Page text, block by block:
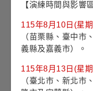
近1年
最高淨值
平均淨值
【演練時間與影響
115年8月10日(星
（苗栗縣、臺中市
義縣及嘉義市）。
115年8月13日(星
（臺北市、新北市